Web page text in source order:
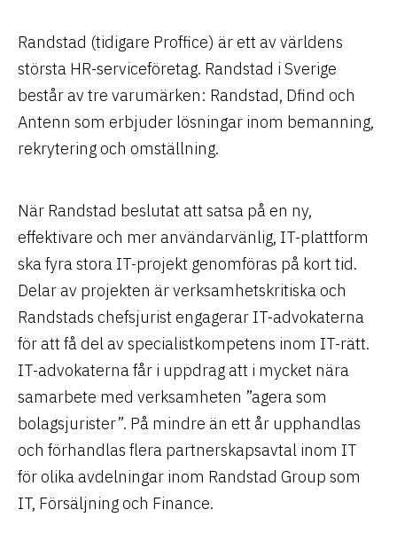
Randstad (tidigare Proffice) är ett av världens
största HR-serviceföretag. Randstad i Sverige
består av tre varumärken: Randstad, Dfind och
Antenn som erbjuder lösningar inom bemanning,
rekrytering och omställning.
När Randstad beslutat att satsa på en ny,
effektivare och mer användarvänlig, IT-plattform
ska fyra stora IT-projekt genomföras på kort tid.
Delar av projekten är verksamhetskritiska och
Randstads chefsjurist engagerar IT-advokaterna
för att få del av specialistkompetens inom IT-rätt.
IT-advokaterna får i uppdrag att i mycket nära
samarbete med verksamheten ”agera som
bolagsjurister”. På mindre än ett år upphandlas
och förhandlas flera partnerskapsavtal inom IT
för olika avdelningar inom Randstad Group som
IT, Försäljning och Finance.